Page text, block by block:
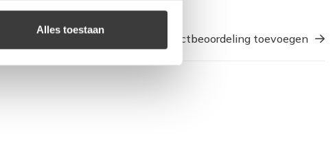
Alles toestaan
Een productbeoordeling toevoegen